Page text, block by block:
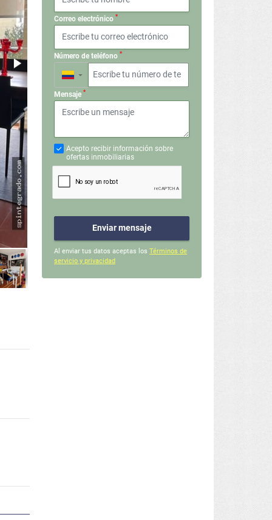
Correo electrónico *
Número de teléfono *
▼
Mensaje *
Acepto recibir información sobre
ofertas inmobiliarias
Enviar mensaje
Al enviar tus datos aceptas los Términos de
servicio y privacidad